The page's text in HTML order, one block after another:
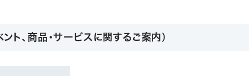
ト、商品・サービスに関するご案内）